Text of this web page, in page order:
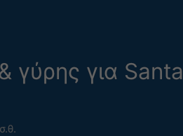
γύρης για Santa